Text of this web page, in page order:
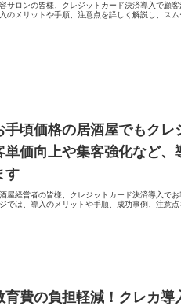
サロンの皆様、クレジットカード決済導入で顧
のメリットや手順、注意点を詳しく解説し、スム
手頃価格の居酒屋でもクレ
単価向上や集客強化など、
す
屋経営者の皆様、クレジットカード決済導入で
では、導入のメリットや手順、成功事例、注意点
育費の負担軽減！クレカ